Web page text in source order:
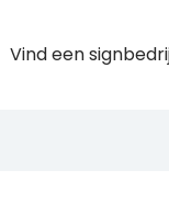
Vind een